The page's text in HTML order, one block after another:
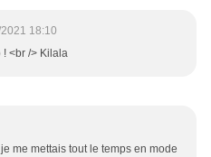
18:10
! <br /> Kilala
me mettais tout le temps en mode